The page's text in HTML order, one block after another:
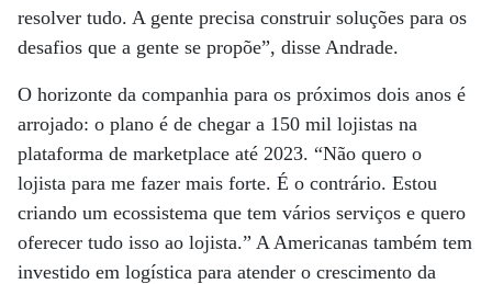
resolver tudo. A gente precisa construir soluções para os
desafios que a gente se propõe”, disse Andrade.
O horizonte da companhia para os próximos dois anos é
arrojado: o plano é de chegar a 150 mil lojistas na
plataforma de marketplace até 2023. “Não quero o
lojista para me fazer mais forte. É o contrário. Estou
criando um ecossistema que tem vários serviços e quero
oferecer tudo isso ao lojista.” A Americanas também tem
investido em logística para atender o crescimento da